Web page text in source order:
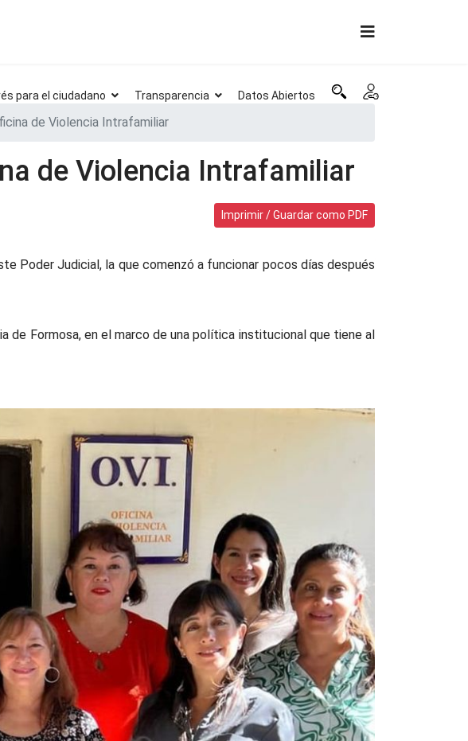
para el ciudadano Transparencia Datos Abiertos
de Violencia Intrafamiliar
de Violencia Intrafamiliar
Imprimir / Guardar como PDF
Poder Judicial, la que comenzó a funcionar pocos días después
de Formosa, en el marco de una política institucional que tiene al